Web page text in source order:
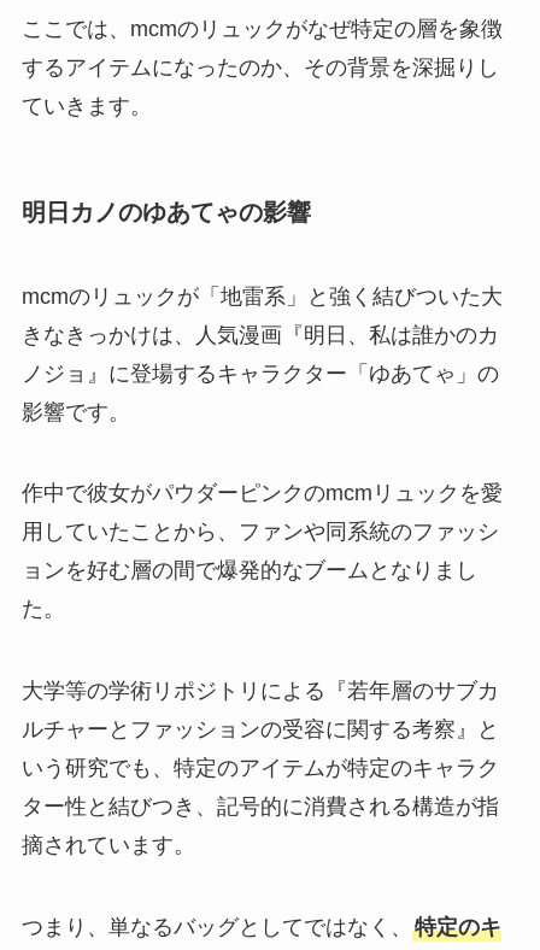
ここでは、mcmのリュックがなぜ特定の層を象徴
するアイテムになったのか、その背景を深掘りし
ていきます。
明日カノのゆあてゃの影響
mcmのリュックが「地雷系」と強く結びついた大
きなきっかけは、人気漫画『明日、私は誰かのカ
ノジョ』に登場するキャラクター「ゆあてゃ」の
影響です。
作中で彼女がパウダーピンクのmcmリュックを愛
用していたことから、ファンや同系統のファッシ
ョンを好む層の間で爆発的なブームとなりまし
た。
大学等の学術リポジトリによる『若年層のサブカ
ルチャーとファッションの受容に関する考察』と
いう研究でも、特定のアイテムが特定のキャラク
ター性と結びつき、記号的に消費される構造が指
摘されています。
つまり、単なるバッグとしてではなく、 特定のキ